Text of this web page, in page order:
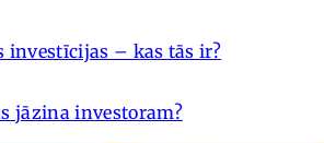
investīcijas – kas tās ir?
jāzina investoram?